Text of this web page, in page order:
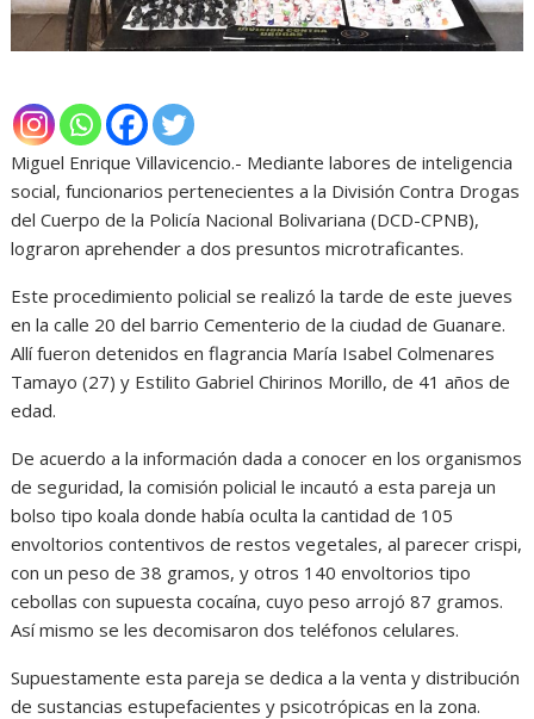
Miguel Enrique Villavicencio.- Mediante labores de inteligencia
social, funcionarios pertenecientes a la División Contra Drogas
del Cuerpo de la Policía Nacional Bolivariana (DCD-CPNB),
lograron aprehender a dos presuntos microtraficantes.
Este procedimiento policial se realizó la tarde de este jueves
en la calle 20 del barrio Cementerio de la ciudad de Guanare.
Allí fueron detenidos en flagrancia María Isabel Colmenares
Tamayo (27) y Estilito Gabriel Chirinos Morillo, de 41 años de
edad.
De acuerdo a la información dada a conocer en los organismos
de seguridad, la comisión policial le incautó a esta pareja un
bolso tipo koala donde había oculta la cantidad de 105
envoltorios contentivos de restos vegetales, al parecer crispi,
con un peso de 38 gramos, y otros 140 envoltorios tipo
cebollas con supuesta cocaína, cuyo peso arrojó 87 gramos.
Así mismo se les decomisaron dos teléfonos celulares.
Supuestamente esta pareja se dedica a la venta y distribución
de sustancias estupefacientes y psicotrópicas en la zona.